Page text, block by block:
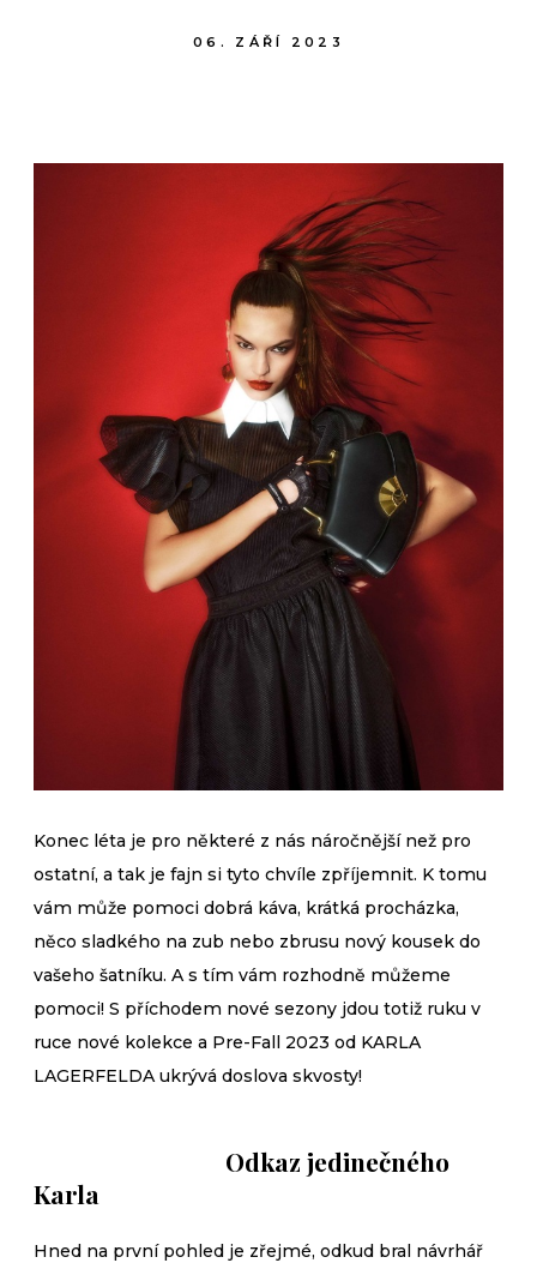
06. ZÁŘÍ 2023
Konec léta je pro některé z nás náročnější než pro
ostatní, a tak je fajn si tyto chvíle zpříjemnit. K tomu
vám může pomoci dobrá káva, krátká procházka,
něco sladkého na zub nebo zbrusu nový kousek do
vašeho šatníku. A s tím vám rozhodně můžeme
pomoci! S příchodem nové sezony jdou totiž ruku v
ruce nové kolekce a Pre-Fall 2023 od KARLA
LAGERFELDA ukrývá doslova skvosty!
Odkaz jedinečného
Karla
Hned na první pohled je zřejmé, odkud bral návrhář